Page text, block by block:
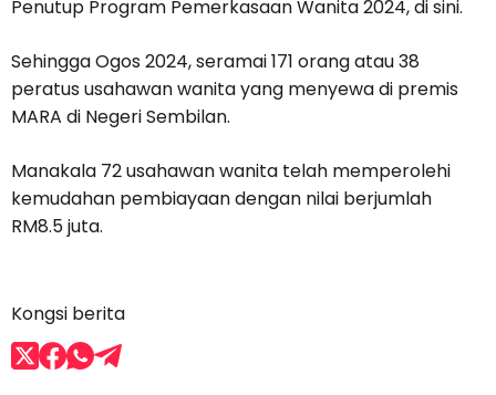
Penutup Program Pemerkasaan Wanita 2024, di sini.
Sehingga Ogos 2024, seramai 171 orang atau 38
peratus usahawan wanita yang menyewa di premis
MARA di Negeri Sembilan.
Manakala 72 usahawan wanita telah memperolehi
kemudahan pembiayaan dengan nilai berjumlah
RM8.5 juta.
Kongsi berita